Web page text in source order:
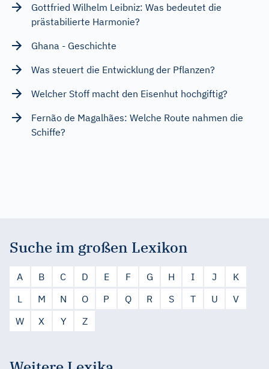
Gottfried Wilhelm Leibniz: Was bedeutet die
prästabilierte Harmonie?
Ghana - Geschichte
Was steuert die Entwicklung der Pflanzen?
Welcher Stoff macht den Eisenhut hochgiftig?
Fernão de Magalhães: Welche Route nahmen die
Schiffe?
Suche im großen Lexikon
A B C D E F G H I J
K
L
M N O P Q R S T U
V
W
X Y Z